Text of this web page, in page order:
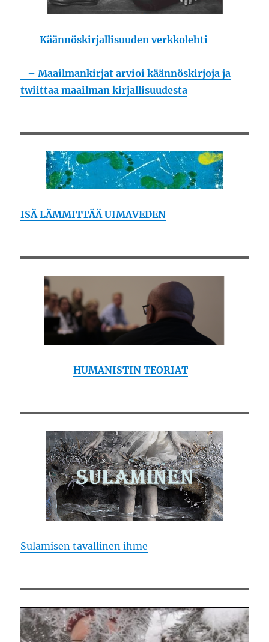
Käännöskirjallisuuden verkkolehti
– Maailmankirjat arvioi käännöskirjoja ja
twiittaa maailman kirjallisuudesta
ISÄ LÄMMITTÄÄ UIMAVEDEN
HUMANISTIN TEORIAT
Sulamisen tavallinen ihme